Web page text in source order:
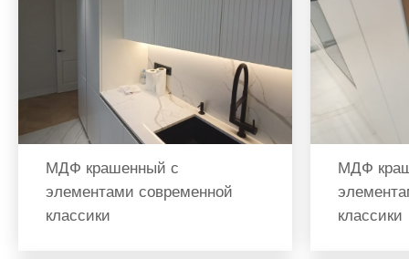
МДФ крашенный с
элементами современной
классики
МДФ
классики